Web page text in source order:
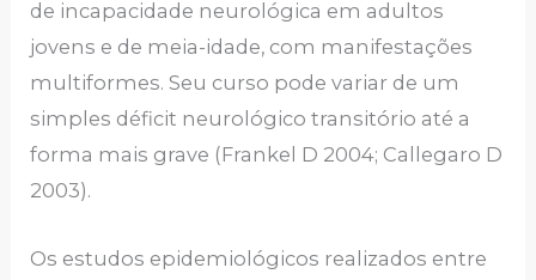
de incapacidade neurológica em adultos
jovens e de meia-idade, com manifestações
multiformes. Seu curso pode variar de um
simples déficit neurológico transitório até a
forma mais grave (Frankel D 2004; Callegaro D
2003).
Os estudos epidemiológicos realizados entre